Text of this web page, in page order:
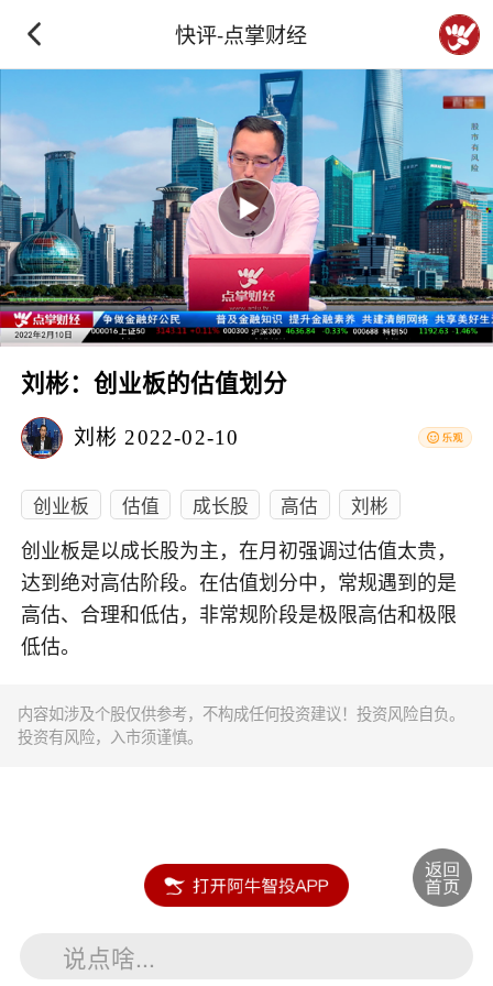
快评-点掌财经
刘彬：创业板的估值划分
刘彬 2022-02-10
创业板 估值 成长股 高估 刘彬
创业板是以成长股为主，在月初强调过估值太贵，
达到绝对高估阶段。在估值划分中，常规遇到的是
高估、合理和低估，非常规阶段是极限高估和极限
低估。
内容如涉及个股仅供参考，不构成任何投资建议！投资风险自负。
投资有风险，入市须谨慎。
说点啥...